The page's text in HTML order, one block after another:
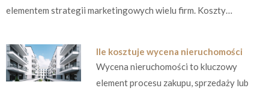
elementem strategii marketingowych wielu firm. Koszty…
Ile kosztuje wycena nieruchomości
Wycena nieruchomości to kluczowy
element procesu zakupu, sprzedaży lub